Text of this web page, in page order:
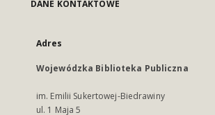
DANE KONTAKTOWE
Adres
Wojewódzka Biblioteka Publiczna
im. Emilii Sukertowej-Biedrawiny
ul. 1 Maja 5